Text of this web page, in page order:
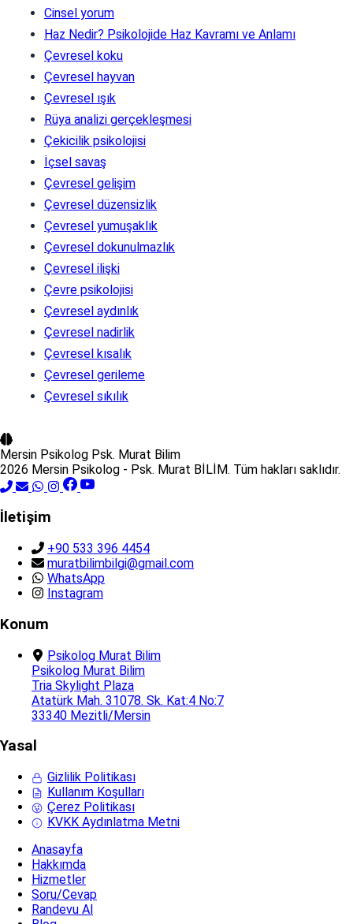
Cinsel yorum
Haz Nedir? Psikolojide Haz Kavramı ve Anlamı
Çevresel koku
Çevresel hayvan
Çevresel ışık
Rüya analizi gerçekleşmesi
Çekicilik psikolojisi
İçsel savaş
Çevresel gelişim
Çevresel düzensizlik
Çevresel yumuşaklık
Çevresel dokunulmazlık
Çevresel ilişki
Çevre psikolojisi
Çevresel aydınlık
Çevresel nadirlik
Çevresel kısalık
Çevresel gerileme
Çevresel sıkılık
Mersin Psikolog Psk. Murat Bilim
2026 Mersin Psikolog - Psk. Murat BİLİM. Tüm hakları saklıdır.
İletişim
+90 533 396 4454
muratbilimbilgi@gmail.com
WhatsApp
Instagram
Konum
Psikolog Murat Bilim
Psikolog Murat Bilim
Tria Skylight Plaza
Atatürk Mah. 31078. Sk. Kat:4 No:7
33340 Mezitli/Mersin
Yasal
Gizlilik Politikası
Kullanım Koşulları
Çerez Politikası
KVKK Aydınlatma Metni
Anasayfa
Hakkımda
Hizmetler
Soru/Cevap
Randevu Al